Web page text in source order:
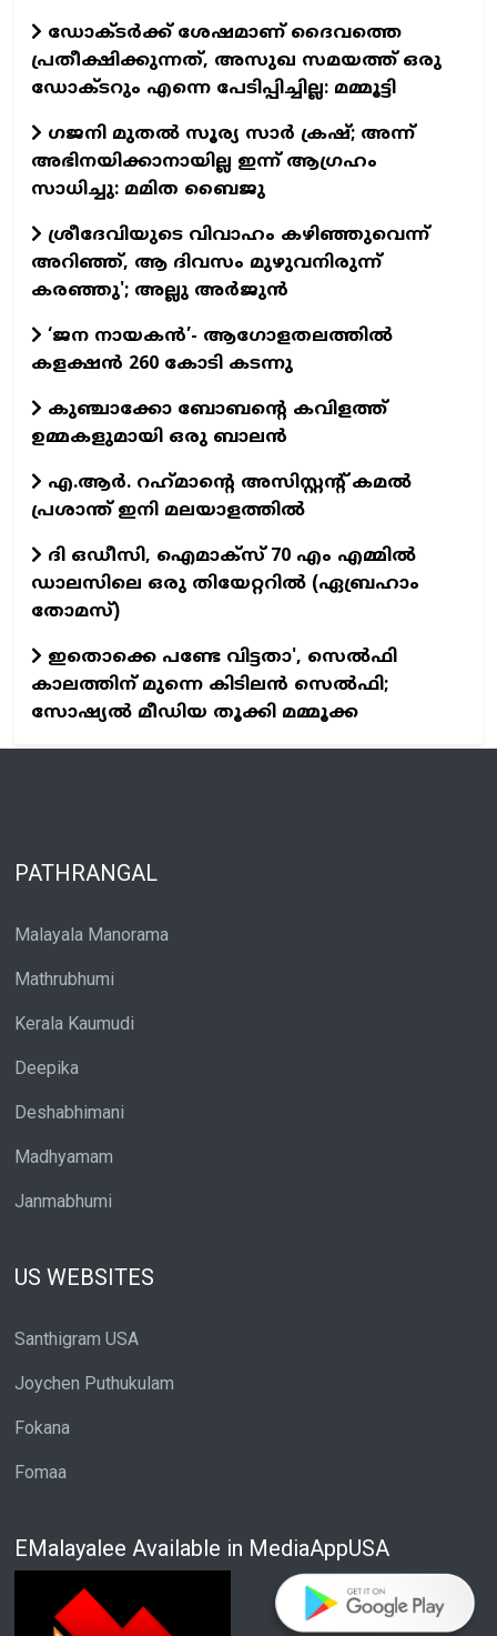
ഡോക്ടര്‍ക്ക് ശേഷമാണ് ദൈവത്തെ
പ്രതീക്ഷിക്കുന്നത്, അസുഖ സമയത്ത് ഒരു
ഡോക്ടറും എന്നെ പേടിപ്പിച്ചില്ല: മമ്മൂട്ടി
ഗജനി മുതല്‍ സൂര്യ സാര്‍ ക്രഷ്; അന്ന്
അഭിനയിക്കാനായില്ല ഇന്ന് ആഗ്രഹം
സാധിച്ചു: മമിത ബൈജു
ശ്രീദേവിയുടെ വിവാഹം കഴിഞ്ഞുവെന്ന്
അറിഞ്ഞ്, ആ ദിവസം മുഴുവനിരുന്ന്
കരഞ്ഞു'; അല്ലു അര്‍ജുന്‍
‘ജന നായകൻ’- ആഗോളതലത്തിൽ
കളക്ഷൻ 260 കോടി കടന്നു
കുഞ്ചാക്കോ ബോബന്റെ കവിളത്ത്
ഉമ്മകളുമായി ഒരു ബാലന്‍
എ.ആര്‍. റഹ്‌മാന്റെ അസിസ്റ്റന്റ് കമല്‍
പ്രശാന്ത് ഇനി മലയാളത്തില്‍
ദി ഒഡീസി, ഐമാക്സ് 70 എം എമ്മിൽ
ഡാലസിലെ ഒരു തിയേറ്ററിൽ (ഏബ്രഹാം
തോമസ്)
ഇതൊക്കെ പണ്ടേ വിട്ടതാ', സെല്‍ഫി
കാലത്തിന് മുന്നെ കിടിലന്‍ സെല്‍ഫി;
സോഷ്യല്‍ മീഡിയ തൂക്കി മമ്മൂക്ക
PATHRANGAL
Malayala Manorama
Mathrubhumi
Kerala Kaumudi
Deepika
Deshabhimani
Madhyamam
Janmabhumi
US WEBSITES
Santhigram USA
Joychen Puthukulam
Fokana
Fomaa
EMalayalee Available in MediaAppUSA